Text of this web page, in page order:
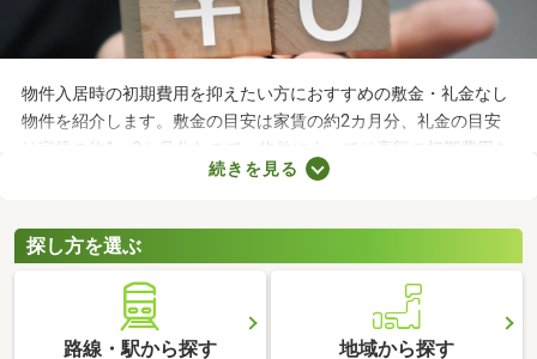
物件入居時の初期費用を抑えたい方におすすめの敷金・礼金なし
物件を紹介します。敷金の目安は家賃の約2カ月分、礼金の目安
は家賃の約1～2カ月分なので、物件によっては高額の初期費用を
用意しなければなりません。新生活に必要な家具や家電、インテ
部屋を見つけましょう。
続きを見る
探し方を選ぶ
路線・駅から探す 地域から探す